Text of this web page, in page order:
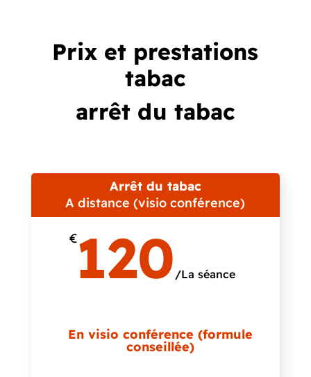
Prix et prestations
tabac
arrêt du tabac
Arrêt du tabac
A distance (visio conférence)
€120 /La séance
En visio conférence (formule
conseillée)